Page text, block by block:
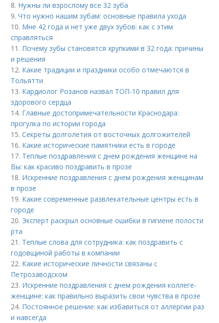
8. Нужны ли взрослому все 32 зуба
9.Что нужно нашим зубам: основные правила ухода
10. Мне 42 года и нет уже двух зубов: как с этим
справляться
11. Почему зубы становятся хрупкими в 32 года: причины
и решения
12. Какие традиции и праздники особо отмечаются в
Тольятти
13. Кардиолог Розанов назвал ТОП-10 правил для
здорового сердца
14. Главные достопримечательности Краснодара:
прогулка по истории города
15.Секреты долголетия от восточных долгожителей
16. Какие исторические памятники есть в городе
17. Теплые поздравления с днем рождения женщине на
Вы: как красиво поздравить в прозе
18. Искренние поздравления с днем рождения женщинам
в прозе
19. Какие современные развлекательные центры есть в
городе
20. Эксперт раскрыл основные ошибки в гигиене полости
рта
21. Теплые слова для сотрудника: как поздравить с
годовщиной работы в компании
22. Какие исторические личности связаны с
Петрозаводском
23. Искренние поздравления с днем рождения коллеге-
женщине: как правильно выразить свои чувства в прозе
24. Постоянное решение: как избавиться от аллергии раз
и навсегда